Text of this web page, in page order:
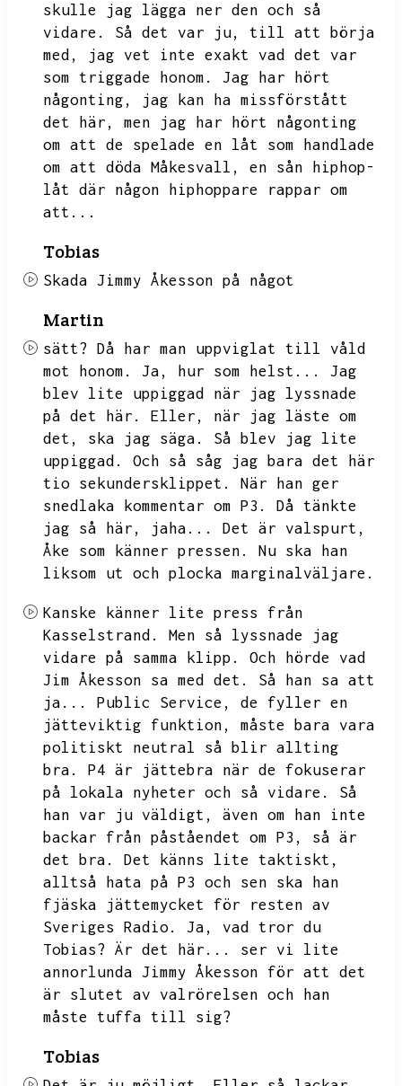
skulle jag lägga ner den och så
vidare.
Så det var ju,
till att börja
med,
jag vet inte exakt vad det var
som triggade honom.
Jag har hört
någonting,
jag kan ha missförstått
det här,
men jag har hört någonting
om att de spelade en låt som handlade
om att döda Måkesvall,
en sån hiphop-
låt där någon hiphoppare rappar om
att...
Tobias
Skada Jimmy Åkesson på något
Martin
sätt? Då har man uppviglat till våld
mot honom.
Ja, hur som helst...
Jag
blev lite uppiggad när jag lyssnade
på det här.
Eller,
när jag läste om
det,
ska jag säga.
Så blev jag lite
uppiggad.
Och så såg jag bara det här
tio sekundersklippet.
När han ger
snedlaka kommentar om P3.
Då tänkte
jag så här,
jaha...
Det är valspurt,
Åke som känner pressen.
Nu ska han
liksom ut och plocka marginalväljare.
Kanske känner lite press från
Kasselstrand.
Men så lyssnade jag
vidare på samma klipp.
Och hörde vad
Jim Åkesson sa med det.
Så han sa att
ja...
Public Service,
de fyller en
jätteviktig funktion,
måste bara vara
politiskt neutral så blir allting
bra.
P4 är jättebra när de fokuserar
på lokala nyheter och så vidare.
Så
han var ju väldigt,
även om han inte
backar från påståendet om P3,
så är
det bra.
Det känns lite taktiskt,
alltså hata på P3 och sen ska han
fjäska jättemycket för resten av
Sveriges Radio.
Ja,
vad tror du
Tobias? Är det här...
ser vi lite
annorlunda Jimmy Åkesson för att det
är slutet av valrörelsen och han
måste tuffa till sig?
Tobias